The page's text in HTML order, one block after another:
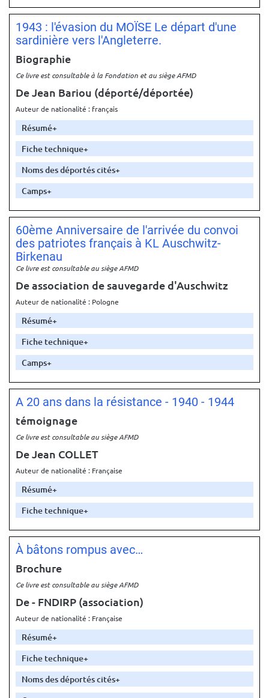
1943 : l'évasion du MOÏSE Le départ d'une
sardinière vers l'Angleterre.
Biographie
Ce livre est consultable à la Fondation et au siège AFMD
De Jean Bariou (déporté/déportée)
Auteur de nationalité : français
Résumé
Fiche technique
Noms des déportés cités
Camps
60ème Anniversaire de l'arrivée du convoi
des patriotes français à KL Auschwitz-
Birkenau
Ce livre est consultable au siège AFMD
De association de sauvegarde d'Auschwitz
Auteur de nationalité : Pologne
Résumé
Fiche technique
Camps
A 20 ans dans la résistance - 1940 - 1944
témoignage
Ce livre est consultable au siège AFMD
De Jean COLLET
Auteur de nationalité : Française
Résumé
Fiche technique
À bâtons rompus avec…
Brochure
Ce livre est consultable au siège AFMD
De - FNDIRP (association)
Auteur de nationalité : Française
Résumé
Fiche technique
Noms des déportés cités